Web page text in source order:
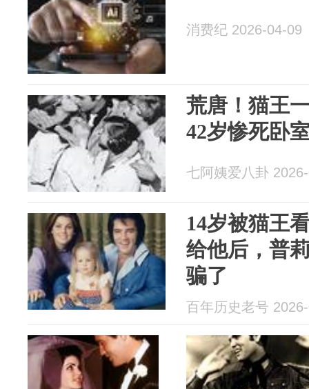
消费纪 2026-04-09
荒唐！猫王
42岁惨死卧
七阿姨爱八卦
14岁被猫王
给他后，普
骗了
百年历史老号